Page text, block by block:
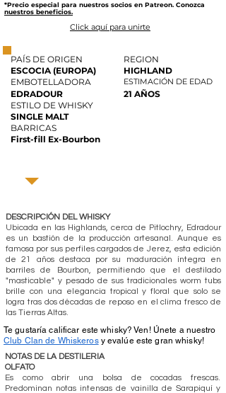
*Precio especial para nuestros socios en Patreon. Conozca
nuestros beneficios.
Click aquí para unirte
PAÍS DE ORIGEN
ESCOCIA (EUROPA)
EMBOTELLADORA
EDRADOUR
REGION
HIGHLAND
ESTIMACIÓN DE EDAD
21 AÑOS
ESTILO DE WHISKY
SINGLE MALT
BARRICAS
First-fill Ex-Bourbon
DESCRIPCIÓN DEL WHISKY
Ubicada en las Highlands, cerca de Pitlochry, Edradour
es un bastión de la producción artesanal. Aunque es
famosa por sus perfiles cargados de Jerez, esta edición
de 21 años destaca por su maduración íntegra en
barriles de Bourbon, permitiendo que el destilado
"masticable" y pesado de sus tradicionales worm tubs
brille con una elegancia tropical y floral que solo se
logra tras dos décadas de reposo en el clima fresco de
las Tierras Altas.
Te gustaría calificar este whisky? Ven! Únete a nuestro
Club Clan de Whiskerosy evalúe este gran whisky!
NOTAS DE LA DESTILERIA
OLFATO
Es como abrir una bolsa de cocadas frescas.
Predominan notas intensas de vainilla de Sarapiquí y